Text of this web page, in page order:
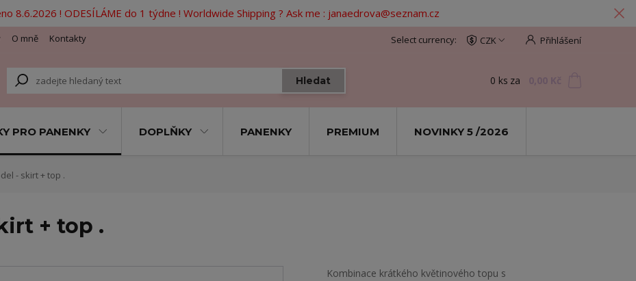
8.6.2026 ! ODESÍLÁME do 1 týdne ! Worldwide Shipping ? Ask me : janaedrova@seznam.cz
O mně Kontakty CZK Přihlášení
Hledat 0 ks za
PRO PANENKY DOPLŇKY PANENKY PREMIUM NOVINKY 5 /2026
- skirt + top .
+ top .
Kombinace krátkého květinového topu s